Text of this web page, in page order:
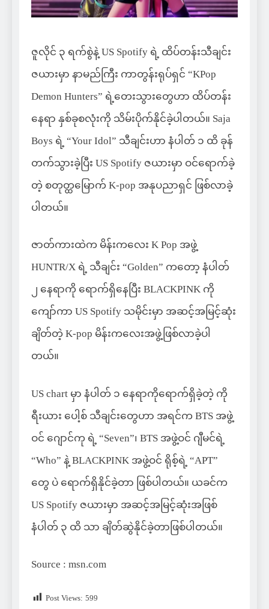
ဇူလိုင် ၃ ရက်စွဲနဲ့ US Spotify ရဲ့ ထိပ်တန်းသီချင်း
ဇယားမှာ နာမည်ကြီး ကာတွန်းရုပ်ရှင် “KPop
Demon Hunters” ရဲ့တေးသွားတွေဟာ ထိပ်တန်း
နေရာ နှစ်ခုစလုံးကို သိမ်းပိုက်နိုင်ခဲ့ပါတယ်။ Saja
Boys ရဲ့ “Your Idol” သီချင်းဟာ နံပါတ် ၁ ထိ ခုန်
တက်သွားခဲ့ပြီး US Spotify ဇယားမှာ ဝင်ရောက်ခဲ့
တဲ့ စတုတ္ထမြောက် K-pop အနုပညာရှင် ဖြစ်လာခဲ့
ပါတယ်။
ဇာတ်ကားထဲက မိန်းကလေး K Pop အဖွဲ့
HUNTR/X ရဲ့ သီချင်း “Golden” ကတော့ နံပါတ်
၂ နေရာကို ရောက်ရှိနေပြီး BLACKPINK ကို
ကျော်ကာ US Spotify သမိုင်းမှာ အဆင့်အမြင့်ဆုံး
ချိတ်တဲ့ K-pop မိန်းကလေးအဖွဲ့ဖြစ်လာခဲ့ပါ
တယ်။
US chart မှာ နံပါတ် ၁ နေရာကိုရောက်ရှိခဲ့တဲ့ ကို
ရီးယား ပေါ့စ် သီချင်းတွေဟာ အရင်က BTS အဖွဲ့
ဝင် ဂျောင်ကု ရဲ့ “Seven”၊ BTS အဖွဲ့ဝင် ဂျီမင်ရဲ့
“Who” နဲ့ BLACKPINK အဖွဲ့ဝင် ရိုစ့်ရဲ့ “APT”
တွေ ပဲ ရောက်ရှိနိုင်ခဲ့တာ ဖြစ်ပါတယ်။ ယခင်က
US Spotify ဇယားမှာ အဆင့်အမြင့်ဆုံးအဖြစ်
နံပါတ် ၃ ထိ သာ ချိတ်ဆွဲနိုင်ခဲ့တာဖြစ်ပါတယ်။
Source : msn.com
Post Views: 599